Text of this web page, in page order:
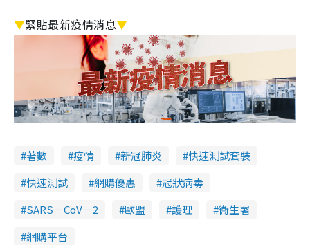
▼緊貼最新疫情消息▼
著數 疫情 新冠肺炎
快速測試套裝
快速測試
網購優惠
冠狀病毒
SARS－CoV－2
歐盟 護理
衞生署
網購平台